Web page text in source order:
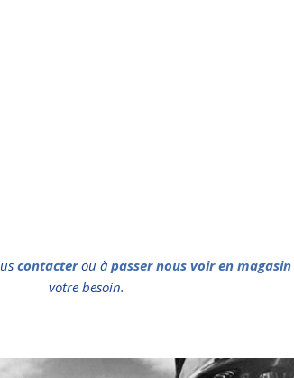
contacterou à passer nous voir en magasin
votre besoin.